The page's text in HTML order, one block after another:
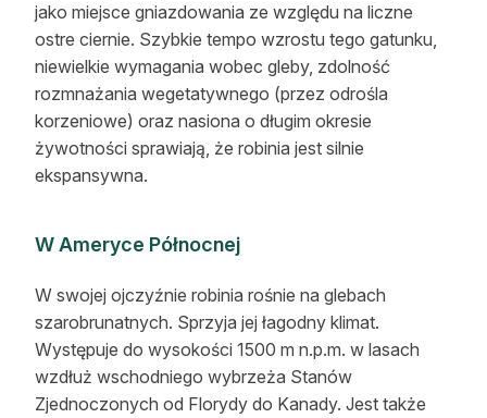
jako miejsce gniazdowania ze względu na liczne
ostre ciernie. Szybkie tempo wzrostu tego gatunku,
niewielkie wymagania wobec gleby, zdolność
rozmnażania wegetatywnego (przez odrośla
korzeniowe) oraz nasiona o długim okresie
żywotności sprawiają, że robinia jest silnie
ekspansywna.
W Ameryce Północnej
W swojej ojczyźnie robinia rośnie na glebach
szarobrunatnych. Sprzyja jej łagodny klimat.
Występuje do wysokości 1500 m n.p.m. w lasach
wzdłuż wschodniego wybrzeża Stanów
Zjednoczonych od Florydy do Kanady. Jest także